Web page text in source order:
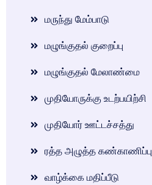
மருந்து மேம்பாடு
மழுங்குதல் குறைப்பு
மழுங்குதல் மேலாண்மை
முதியோருக்கு உடற்பயிற்சி
முதியோர் ஊட்டச்சத்து
ரத்த அழுத்த கண்காணிப்பு
வாழ்க்கை மதிப்பீடு